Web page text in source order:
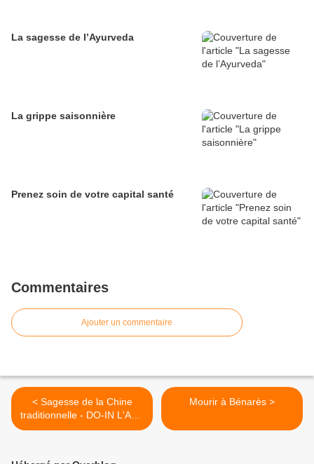
La sagesse de l’Ayurveda
La grippe saisonnière
Prenez soin de votre capital santé
Commentaires
Ajouter un commentaire
< Sagesse de la Chine
traditionnelle - DO-IN L'ART
DU MASSAGE- JB RISHI
​​​​​​​Mourir à Bénarès >